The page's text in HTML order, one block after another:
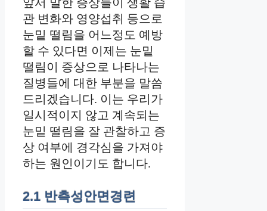
관 변화와 영양섭취 등으로
눈밑 떨림을 어느정도 예방
할 수 있다면 이제는 눈밑
떨림이 증상으로 나타나는
질병들에 대한 부분을 말씀
드리겠습니다. 이는 우리가
일시적이지 않고 계속되는
눈밑 떨림을 잘 관찰하고 증
상 여부에 경각심을 가져야
하는 원인이기도 합니다.
2.1 반측성안면경련